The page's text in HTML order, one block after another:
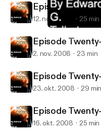
New World Orders
Episode
12. nov. 2008 25 min
Episode
2. nov. 2008 23 min
Episode
23. okt. 2008 29 min
Episode
16. okt. 2008 25 min